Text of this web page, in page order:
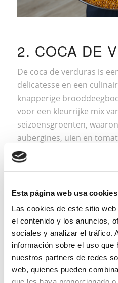
Esta página web usa cookies
Las cookies de este sitio
el contenido y los anuncios,
sociales y analizar el tráfico.
información sobre el uso que
nuestros partners de redes
web, quienes pueden
2. COCA DE
De coca de verduras is
delicatesse en een
knapperige
voor een kleurrijke mix
seizoensgroenten,
aubergines, uien en
zorgt voor een unieke
3.
MONTAÑA
In het bergachtige
gazpacho een andere
koude soep is gazpacho
warm. Het mengsel van